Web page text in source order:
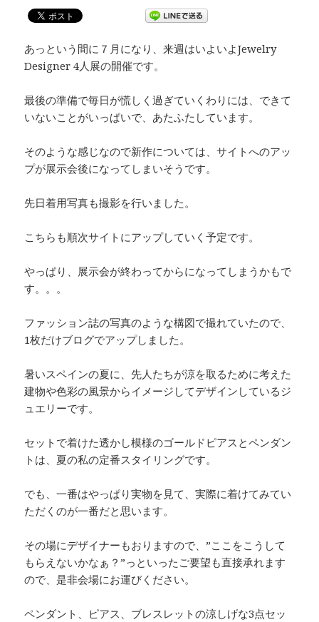
あっという間に７月になり、来週はいよいよJewelry
Designer 4人展の開催です。
最後の準備で毎日が慌しく過ぎていくわりには、できて
いないことがいっぱいで、あたふたしています。
そのような感じなので新作については、サイトへのアッ
プが展示会後になってしまいそうです。
先日着用写真も撮影を行いました。
こちらも順次サイトにアップしていく予定です。
やっぱり、展示会が終わってからになってしまうかもで
す。。。
ファッション誌の写真のような構図で撮れていたので、
1枚だけブログでアップしました。
暑いスペインの夏に、先人たちが涼を取るために考えた
建物や色彩の風景からイメージしてデザインしているジ
ュエリーです。
セットで着けた透かし模様のゴールドピアスとペンダン
トは、夏の私の定番スタイリングです。
でも、一番はやっぱり実物を見て、実際に着けてみてい
ただくのが一番だと思います。
その場にデザイナーもおりますので、”ここをこうして
もらえないかなぁ？”っといったご要望も直接承れます
ので、是非会場にお運びください。
ペンダント、ピアス、ブレスレットの涼しげな3点セッ